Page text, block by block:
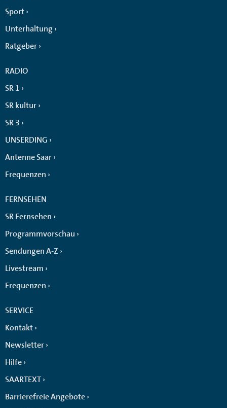
Sport
Unterhaltung
Ratgeber
RADIO
SR 1
SR kultur
SR 3
UNSERDING
Antenne Saar
Frequenzen
FERNSEHEN
SR Fernsehen
Programmvorschau
Sendungen A-Z
Livestream
Frequenzen
SERVICE
Kontakt
Newsletter
Hilfe
SAARTEXT
Barrierefreie Angebote